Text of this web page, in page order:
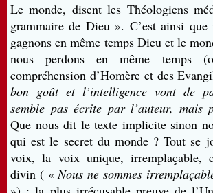
Le monde, disent les Théologiens
grammaire de Dieu ». C’est ainsi que
gagnons en même temps Dieu et le
nous perdons en même temps
compréhension d’Homère et des
bon goût et l’intelligence vont de
semble pas écrite par l’auteur, mais
Que nous dit le texte implicite sinon
qui est le secret du monde ? Tout se
voix, la voix unique, irremplaçable,
divin ( «Nous ne sommes